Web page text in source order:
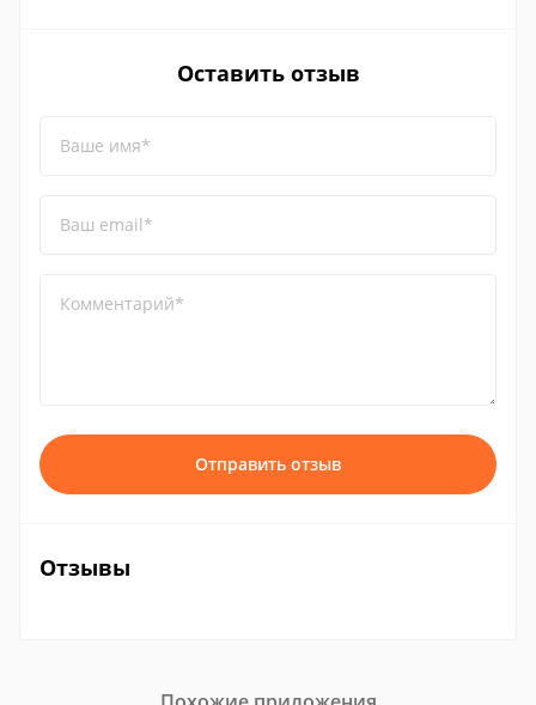
Оставить отзыв
Ваше имя*
Ваш email*
Комментарий*
Отправить отзыв
Отзывы